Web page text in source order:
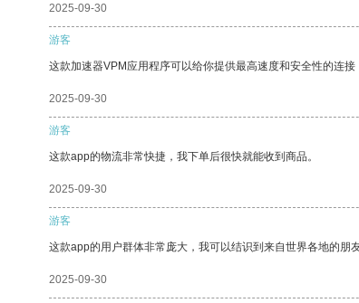
2025-09-30
游客
这款加速器VPM应用程序可以给你提供最高速度和安全性的连接
2025-09-30
游客
这款app的物流非常快捷，我下单后很快就能收到商品。
2025-09-30
游客
这款app的用户群体非常庞大，我可以结识到来自世界各地的朋友
2025-09-30